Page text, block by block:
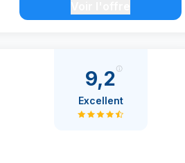
9,2
Excellent